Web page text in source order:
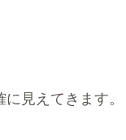
見えてきます。